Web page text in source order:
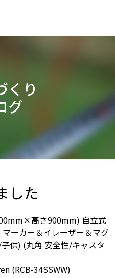
くり
グ
した
高さ900mm) 自立式
ーカー＆イレーザー＆マグ
供) (丸角 安全性/キャスタ
(RCB-34SSWW)